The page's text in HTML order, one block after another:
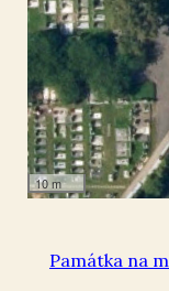
10 m
Památka na